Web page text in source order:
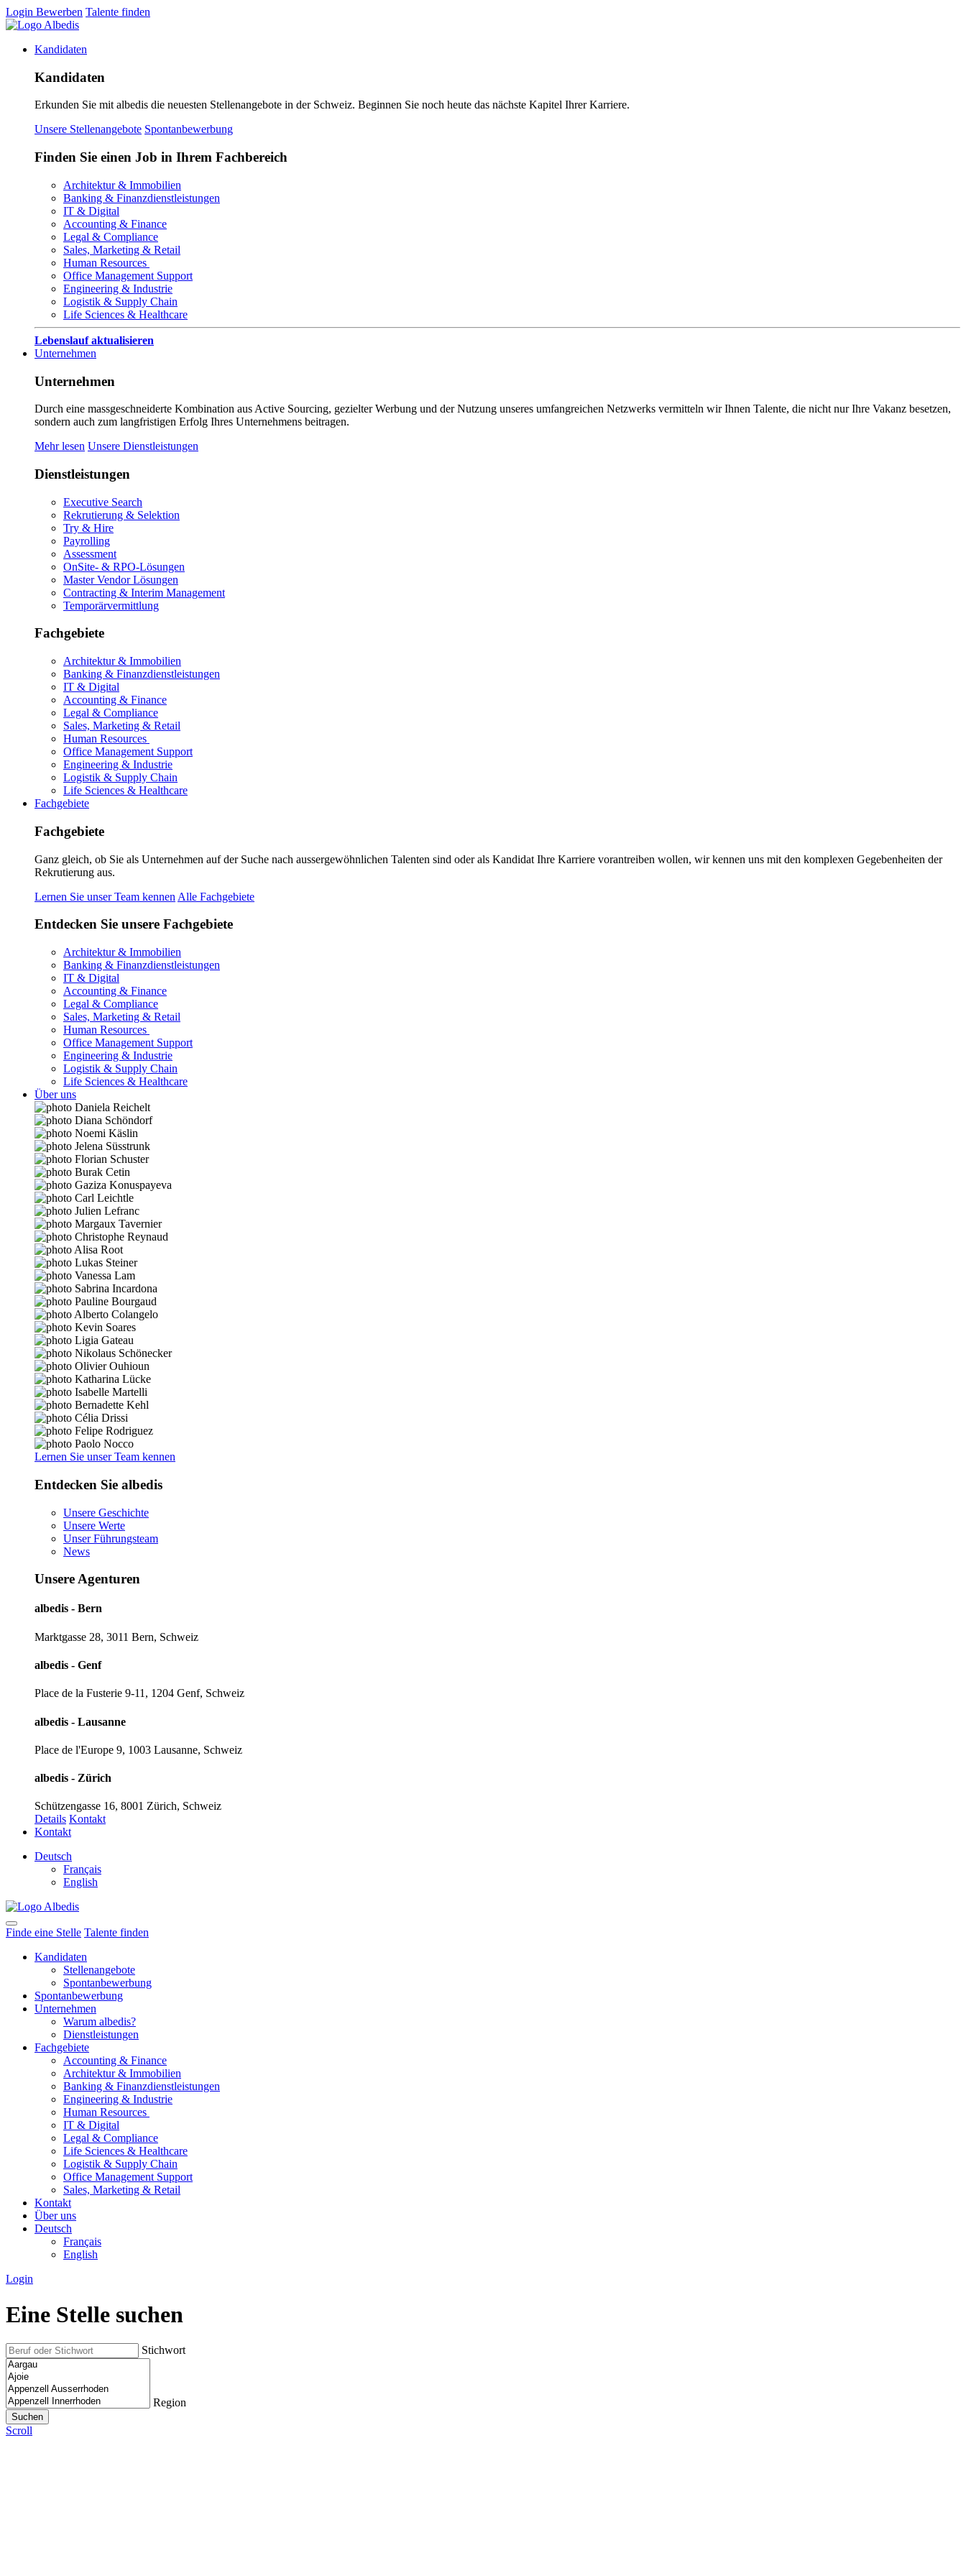
Login Bewerben Talente finden
Kandidaten
Kandidaten
Erkunden Sie mit albedis die neuesten Stellenangebote in der Schweiz. Beginnen Sie noch heute das nächste Kapitel Ihrer Karriere.
Unsere Stellenangebote Spontanbewerbung
Finden Sie einen Job in Ihrem Fachbereich
Architektur & Immobilien
Banking & Finanzdienstleistungen
IT & Digital
Accounting & Finance
Legal & Compliance
Sales, Marketing & Retail
Human Resources
Office Management Support
Engineering & Industrie
Logistik & Supply Chain
Life Sciences & Healthcare
Lebenslauf aktualisieren
Unternehmen
Unternehmen
Durch eine massgeschneiderte Kombination aus Active Sourcing, gezielter Werbung und der Nutzung unseres umfangreichen Netzwerks vermitteln wir Ihnen Talente, die nicht nur Ihre Vakanz besetzen,
sondern auch zum langfristigen Erfolg Ihres Unternehmens beitragen.
Mehr lesen Unsere Dienstleistungen
Dienstleistungen
Executive Search
Rekrutierung & Selektion
Try & Hire
Payrolling
Assessment
OnSite- & RPO-Lösungen
Master Vendor Lösungen
Contracting & Interim Management
Temporärvermittlung
Fachgebiete
Architektur & Immobilien
Banking & Finanzdienstleistungen
IT & Digital
Accounting & Finance
Legal & Compliance
Sales, Marketing & Retail
Human Resources
Office Management Support
Engineering & Industrie
Logistik & Supply Chain
Life Sciences & Healthcare
Fachgebiete
Fachgebiete
Ganz gleich, ob Sie als Unternehmen auf der Suche nach aussergewöhnlichen Talenten sind oder als Kandidat Ihre Karriere vorantreiben wollen, wir kennen uns mit den komplexen Gegebenheiten der
Rekrutierung aus.
Lernen Sie unser Team kennen Alle Fachgebiete
Entdecken Sie unsere Fachgebiete
Architektur & Immobilien
Banking & Finanzdienstleistungen
IT & Digital
Accounting & Finance
Legal & Compliance
Sales, Marketing & Retail
Human Resources
Office Management Support
Engineering & Industrie
Logistik & Supply Chain
Life Sciences & Healthcare
Über uns
Lernen Sie unser Team kennen
Entdecken Sie albedis
Unsere Geschichte
Unsere Werte
Unser Führungsteam
News
Unsere Agenturen
albedis - Bern
Marktgasse 28, 3011 Bern, Schweiz
albedis - Genf
Place de la Fusterie 9-11, 1204 Genf, Schweiz
albedis - Lausanne
Place de l'Europe 9, 1003 Lausanne, Schweiz
albedis - Zürich
Schützengasse 16, 8001 Zürich, Schweiz
Details Kontakt
Kontakt
Deutsch
Français
English
Finde eine Stelle Talente finden
Kandidaten
Stellenangebote
Spontanbewerbung
Spontanbewerbung
Unternehmen
Warum albedis?
Dienstleistungen
Fachgebiete
Accounting & Finance
Architektur & Immobilien
Banking & Finanzdienstleistungen
Engineering & Industrie
Human Resources
IT & Digital
Legal & Compliance
Life Sciences & Healthcare
Logistik & Supply Chain
Office Management Support
Sales, Marketing & Retail
Kontakt
Über uns
Deutsch
Français
English
Login
Eine Stelle suchen
Stichwort
Region
Scroll